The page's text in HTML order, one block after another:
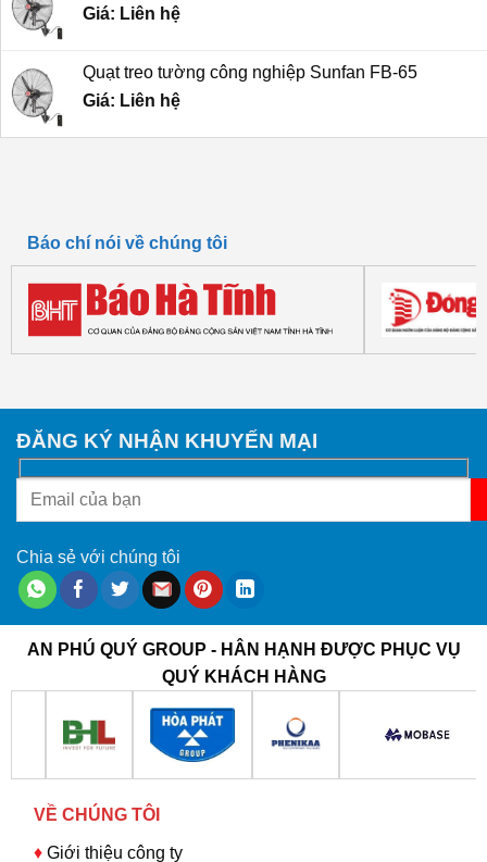
Giá: Liên hệ
Quạt treo tường công nghiệp Sunfan FB-65
Giá: Liên hệ
Báo chí nói về chúng tôi
ĐĂNG KÝ NHẬN KHUYẾN MẠI
Chia sẻ với chúng tôi
AN PHÚ QUÝ GROUP - HÂN HẠNH ĐƯỢC PHỤC VỤ
QUÝ KHÁCH HÀNG
VỀ CHÚNG TÔI
♦ Giới thiệu công ty